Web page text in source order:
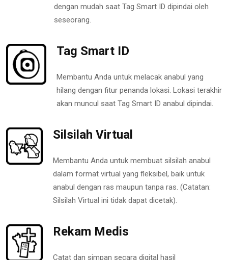
dengan mudah saat Tag Smart ID dipindai oleh
seseorang.
Tag Smart ID
Membantu Anda untuk melacak anabul yang
hilang dengan fitur penanda lokasi. Lokasi terakhir
akan muncul saat Tag Smart ID anabul dipindai.
Silsilah Virtual
Membantu Anda untuk membuat silsilah anabul
dalam format virtual yang fleksibel, baik untuk
anabul dengan ras maupun tanpa ras. (Catatan:
Silsilah Virtual ini tidak dapat dicetak).
Rekam Medis
Catat dan simpan secara digital hasil